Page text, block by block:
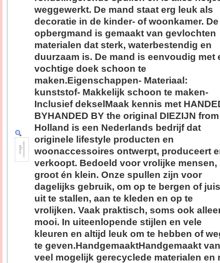
weggewerkt. De mand staat erg leuk als
decoratie in de kinder- of woonkamer. De
opbergmand is gemaakt van gevlochten
materialen dat sterk, waterbestendig en
duurzaam is. De mand is eenvoudig met
vochtige doek schoon te
maken.Eigenschappen- Materiaal:
kunststof- Makkelijk schoon te maken-
Inclusief dekselMaak kennis met
BYHANDED BY the original DIEZIJN from
Holland is een Nederlands bedrijf dat
originele lifestyle producten en
woonaccessoires ontwerpt, produceert
verkoopt. Bedoeld voor vrolijke mensen,
groot én klein. Onze spullen zijn voor
dagelijks gebruik, om op te bergen of
uit te stallen, aan te kleden en op te
vrolijken. Vaak praktisch, soms ook
mooi. In uiteenlopende stijlen en vele
kleuren en altijd leuk om te hebben of
te geven.HandgemaaktHandgemaakt
veel mogelijk gerecyclede materialen en